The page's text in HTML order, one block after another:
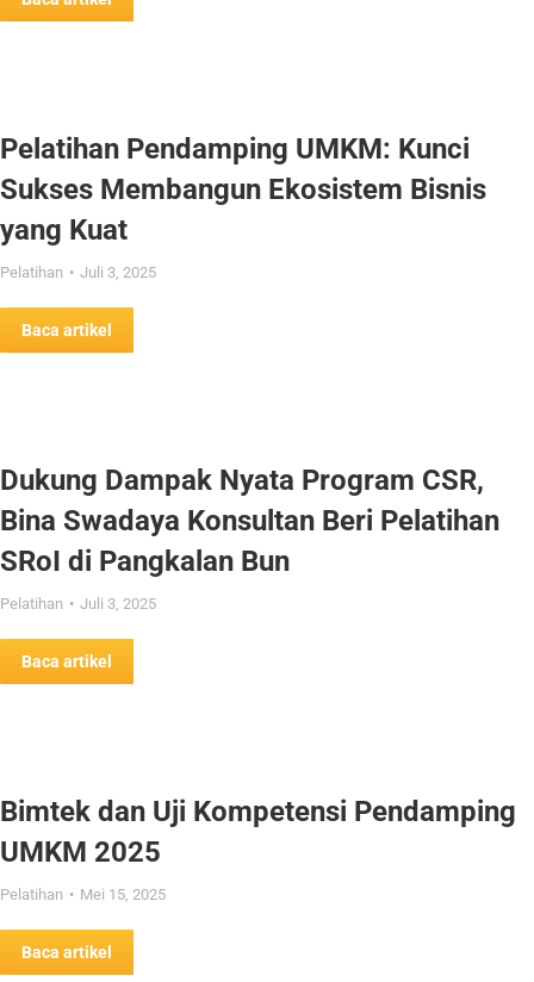
Pelatihan Pendamping UMKM: Kunci
Sukses Membangun Ekosistem Bisnis
yang Kuat
Pelatihan Juli 3, 2025
Baca artikel
Dukung Dampak Nyata Program CSR,
Bina Swadaya Konsultan Beri Pelatihan
SRoI di Pangkalan Bun
Pelatihan Juli 3, 2025
Baca artikel
Bimtek dan Uji Kompetensi Pendamping
UMKM 2025
Pelatihan Mei 15, 2025
Baca artikel